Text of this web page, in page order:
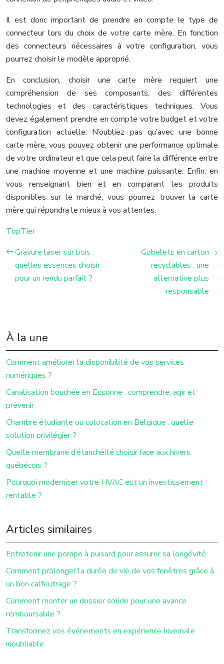
Il est donc important de prendre en compte le type de
connecteur lors du choix de votre carte mère. En fonction
des connecteurs nécessaires à votre configuration, vous
pourrez choisir le modèle approprié.
En conclusion, choisir une carte mère requiert une
compréhension de ses composants, des différentes
technologies et des caractéristiques techniques. Vous
devez également prendre en compte votre budget et votre
configuration actuelle. N’oubliez pas qu’avec une bonne
carte mère, vous pouvez obtenir une performance optimale
de votre ordinateur et que cela peut faire la différence entre
une machine moyenne et une machine puissante. Enfin, en
vous renseignant bien et en comparant les produits
disponibles sur le marché, vous pourrez trouver la carte
mère qui répondra le mieux à vos attentes.
TopTier
Gravure laser sur bois :
quelles essences choisir
pour un rendu parfait ?
Gobelets en carton
recyclables : une
alternative plus
responsable
À la une
Comment améliorer la disponibilité de vos services
numériques ?
Canalisation bouchée en Essonne : comprendre, agir et
prévenir
Chambre étudiante ou colocation en Belgique : quelle
solution privilégier ?
Quelle membrane d’étanchéité choisir face aux hivers
québécois ?
Pourquoi moderniser votre HVAC est un investissement
rentable ?
Articles similaires
Entretenir une pompe à puisard pour assurer sa longévité
Comment prolonger la durée de vie de vos fenêtres grâce à
un bon calfeutrage ?
Comment monter un dossier solide pour une avance
remboursable ?
Transformez vos événements en expérience hivernale
inoubliable